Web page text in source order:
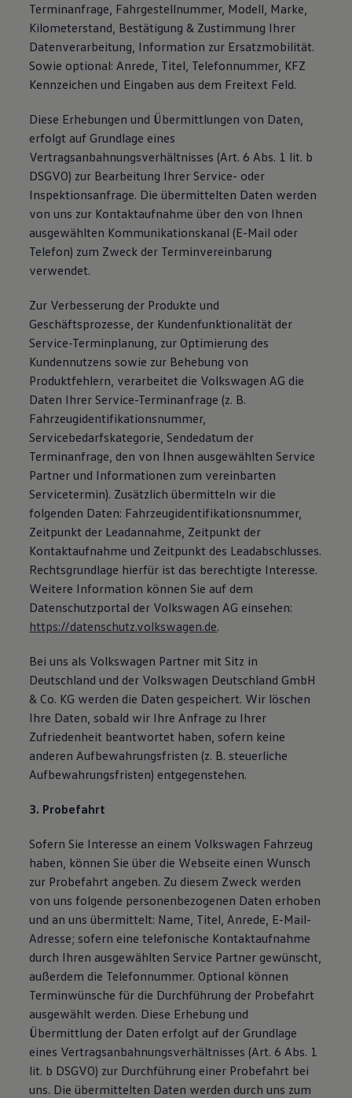
Terminanfrage, Fahrgestellnummer, Modell, Marke,
Kilometerstand, Bestätigung & Zustimmung Ihrer
Datenverarbeitung, Information zur Ersatzmobilität.
Sowie optional: Anrede, Titel, Telefonnummer, KFZ
Kennzeichen und Eingaben aus dem Freitext Feld.
Diese Erhebungen und Übermittlungen von Daten,
erfolgt auf Grundlage eines
Vertragsanbahnungsverhältnisses (Art. 6 Abs. 1 lit. b
DSGVO) zur Bearbeitung Ihrer Service- oder
Inspektionsanfrage. Die übermittelten Daten werden
von uns zur Kontaktaufnahme über den von Ihnen
ausgewählten Kommunikationskanal (E-Mail oder
Telefon) zum Zweck der Terminvereinbarung
verwendet.
Zur Verbesserung der Produkte und
Geschäftsprozesse, der Kundenfunktionalität der
Service-Terminplanung, zur Optimierung des
Kundennutzens sowie zur Behebung von
Produktfehlern, verarbeitet die Volkswagen AG die
Daten Ihrer Service-Terminanfrage (z. B.
Fahrzeugidentifikationsnummer,
Servicebedarfskategorie, Sendedatum der
Terminanfrage, den von Ihnen ausgewählten Service
Partner und Informationen zum vereinbarten
Servicetermin). Zusätzlich übermitteln wir die
folgenden Daten: Fahrzeugidentifikationsnummer,
Zeitpunkt der Leadannahme, Zeitpunkt der
Kontaktaufnahme und Zeitpunkt des Leadabschlusses.
Rechtsgrundlage hierfür ist das berechtigte Interesse.
Weitere Information können Sie auf dem
Datenschutzportal der Volkswagen AG einsehen:
https://datenschutz.volkswagen.de.
Bei uns als Volkswagen Partner mit Sitz in
Deutschland und der Volkswagen Deutschland GmbH
& Co. KG werden die Daten gespeichert. Wir löschen
Ihre Daten, sobald wir Ihre Anfrage zu Ihrer
Zufriedenheit beantwortet haben, sofern keine
anderen Aufbewahrungsfristen (z. B. steuerliche
Aufbewahrungsfristen) entgegenstehen.
3. Probefahrt
Sofern Sie Interesse an einem Volkswagen Fahrzeug
haben, können Sie über die Webseite einen Wunsch
zur Probefahrt angeben. Zu diesem Zweck werden
von uns folgende personenbezogenen Daten erhoben
und an uns übermittelt: Name, Titel, Anrede, E-Mail-
Adresse; sofern eine telefonische Kontaktaufnahme
durch Ihren ausgewählten Service Partner gewünscht,
außerdem die Telefonnummer. Optional können
Terminwünsche für die Durchführung der Probefahrt
ausgewählt werden. Diese Erhebung und
Übermittlung der Daten erfolgt auf der Grundlage
eines Vertragsanbahnungsverhältnisses (Art. 6 Abs. 1
lit. b DSGVO) zur Durchführung einer Probefahrt bei
uns. Die übermittelten Daten werden durch uns zum